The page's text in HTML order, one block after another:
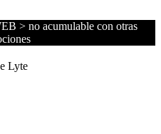
> no acumulable con otras